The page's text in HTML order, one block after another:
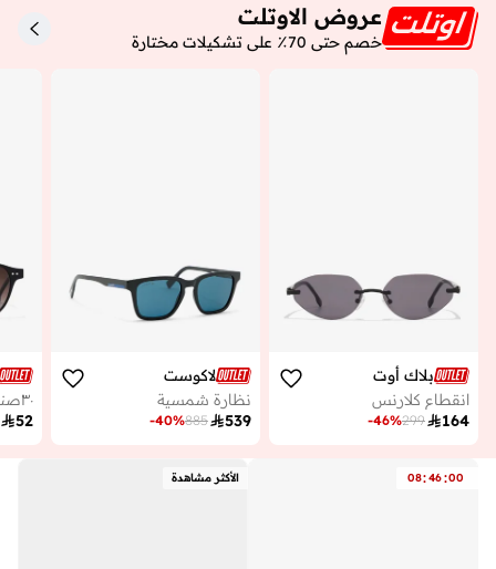
عروض الاوتلت
خصم حتى 70٪ على تشكيلات مختارة
بلاك أوت
انقطاع كلارنس
164
299
-46%
لاكوست
نظارة شمسية
539
885
-40%
٣٠صنديز سورين
52
08:46:00 الأكثر مشاهدة